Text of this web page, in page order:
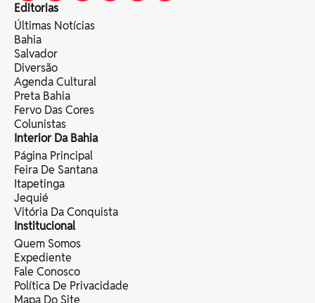
Editorias
Últimas Notícias
Bahia
Salvador
Diversão
Agenda Cultural
Preta Bahia
Fervo Das Cores
Colunistas
Interior Da Bahia
Página Principal
Feira De Santana
Itapetinga
Jequié
Vitória Da Conquista
Institucional
Quem Somos
Expediente
Fale Conosco
Política De Privacidade
Mapa Do Site